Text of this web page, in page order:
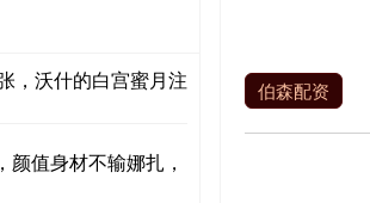
伯森配资
，沃什的白宫蜜月注
值身材不输娜扎，